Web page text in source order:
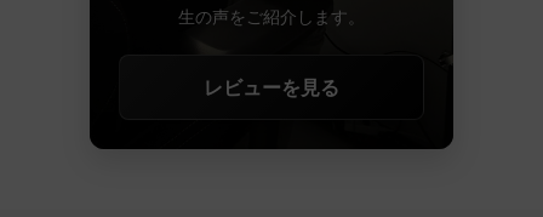
生の声をご紹介します。
レビューを見る